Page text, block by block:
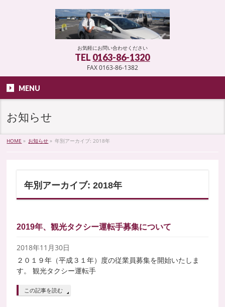
お気軽にお問い合わせください
TEL 0163-86-1320
FAX 0163-86-1382
MENU
お知らせ
HOME » お知らせ » 年別アーカイブ: 2018年
年別アーカイブ: 2018年
2019年、観光タクシー運転手募集について
2018年11月30日
２０１９年（平成３１年）度の従業員募集を開始いたしま
す。 観光タクシー運転手
この記事を読む